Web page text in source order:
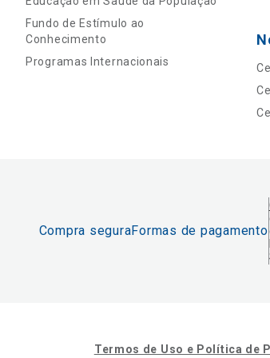
Fundo de Estímulo ao
Conhecimento
Programas Internacionais
Compra seguraFormas de pagamento
Termos de Uso e Política de